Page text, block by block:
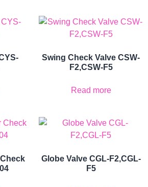
Swing Check Valve CSW-
F2,CSW-F5
Read more
Globe Valve CGL-F2,CGL-
F5